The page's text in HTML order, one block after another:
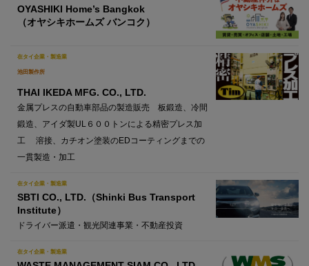
OYASHIKI Home’s Bangkok
（オヤシキホームズ バンコク）
在タイ企業・製造業
池田製作所
THAI IKEDA MFG. CO., LTD.
金属プレスの自動車部品の製造販売 板鍛造、冷間
鍛造、アイダ製UL６００トンによる精密プレス加
工 溶接、カチオン塗装のEDコーティングまでの
一貫製造・加工
在タイ企業・製造業
SBTI CO., LTD.（Shinki Bus Transport
Institute）
ドライバー派遣・観光関連事業・不動産投資
在タイ企業・製造業